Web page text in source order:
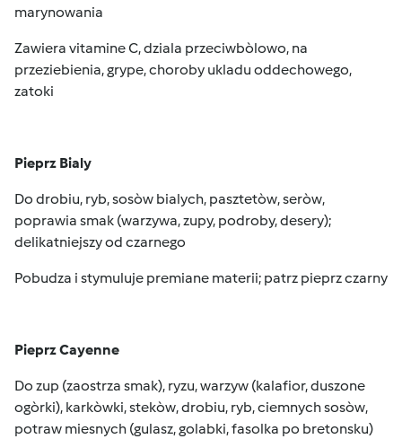
marynowania
Zawiera vitamine C, dziala przeciwbòlowo, na
przeziebienia, grype, choroby ukladu oddechowego,
zatoki
Pieprz Bialy
Do drobiu, ryb, sosòw bialych, pasztetòw, seròw,
poprawia smak (warzywa, zupy, podroby, desery);
delikatniejszy od czarnego
Pobudza i stymuluje premiane materii; patrz pieprz czarny
Pieprz Cayenne
Do zup (zaostrza smak), ryzu, warzyw (kalafior, duszone
ogòrki), karkòwki, stekòw, drobiu, ryb, ciemnych sosòw,
potraw miesnych (gulasz, golabki, fasolka po bretonsku)